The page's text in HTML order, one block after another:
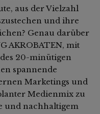
aus der Vielzahl
und ihre
Genau darüber
AKROBATEN, mit
20-minütigen
spannende
Marketings und
Medienmix zu
und nachhaltigem